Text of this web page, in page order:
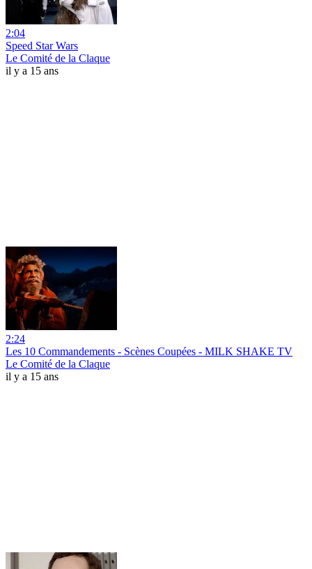
2:04
Speed Star Wars
Le Comité de la Claque
il y a 15 ans
2:24
Les 10 Commandements - Scènes Coupées - MILK SHAKE TV
Le Comité de la Claque
il y a 15 ans